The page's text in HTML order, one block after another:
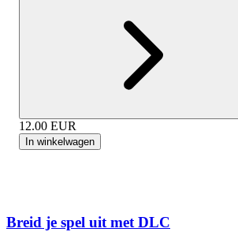
12.00 EUR
In winkelwagen
Breid je spel uit met DLC